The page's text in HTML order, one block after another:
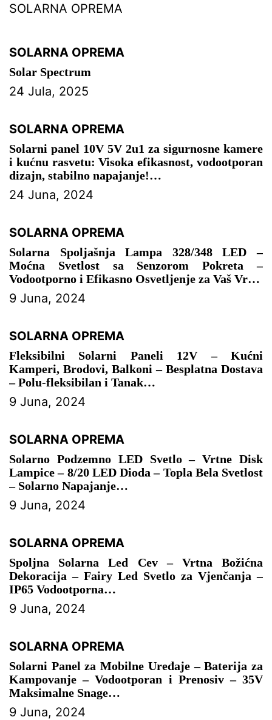
SOLARNA OPREMA
SOLARNA OPREMA
Solar Spectrum
24 Jula, 2025
SOLARNA OPREMA
Solarni panel 10V 5V 2u1 za sigurnosne kamere
i kućnu rasvetu: Visoka efikasnost, vodootporan
dizajn, stabilno napajanje!
– SOLARNA OPREMA
24 Juna, 2024
SOLARNA OPREMA
Solarna Spoljašnja Lampa 328/348 LED –
Moćna Svetlost sa Senzorom Pokreta –
Vodootporno i Efikasno Osvetljenje za Vaš Vrt
– SOLARNA OPREMA
9 Juna, 2024
SOLARNA OPREMA
Fleksibilni Solarni Paneli 12V – Kućni
Kamperi, Brodovi, Balkoni – Besplatna Dostava
– Polu-fleksibilan i Tanak
– SOLARNA OPREMA
9 Juna, 2024
SOLARNA OPREMA
Solarno Podzemno LED Svetlo – Vrtne Disk
Lampice – 8/20 LED Dioda – Topla Bela Svetlost
– Solarno Napajanje
– SOLARNA OPREMA
9 Juna, 2024
SOLARNA OPREMA
Spoljna Solarna Led Cev – Vrtna Božićna
Dekoracija – Fairy Led Svetlo za Vjenčanja –
IP65 Vodootporna
– SOLARNA OPREMA
9 Juna, 2024
SOLARNA OPREMA
Solarni Panel za Mobilne Uređaje – Baterija za
Kampovanje – Vodootporan i Prenosiv – 35V
Maksimalne Snage
9 Juna, 2024